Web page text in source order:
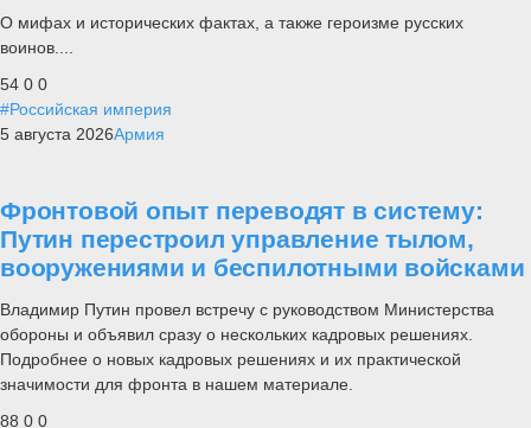
О мифах и исторических фактах, а также героизме русских
воинов....
54 0 0
#Российская империя
5 августа 2026Армия
Фронтовой опыт переводят в систему:
Путин перестроил управление тылом,
вооружениями и беспилотными войсками
Владимир Путин провел встречу с руководством Министерства
обороны и объявил сразу о нескольких кадровых решениях.
Подробнее о новых кадровых решениях и их практической
значимости для фронта в нашем материале.
88 0 0